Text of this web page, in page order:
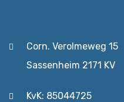
Corn. Verolmeweg 15
Sassenheim 2171 KV
KvK: 85044725